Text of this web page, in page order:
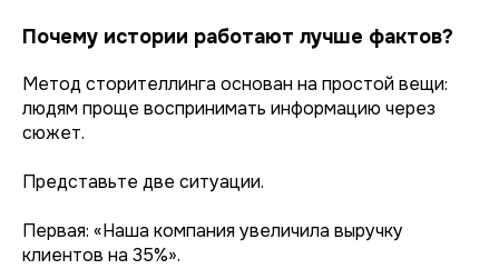
Почему истории работают лучше фактов?
Метод сторителлинга основан на простой вещи:
людям проще воспринимать информацию через
сюжет.
Представьте две ситуации.
Первая: «Наша компания увеличила выручку
клиентов на 35%».